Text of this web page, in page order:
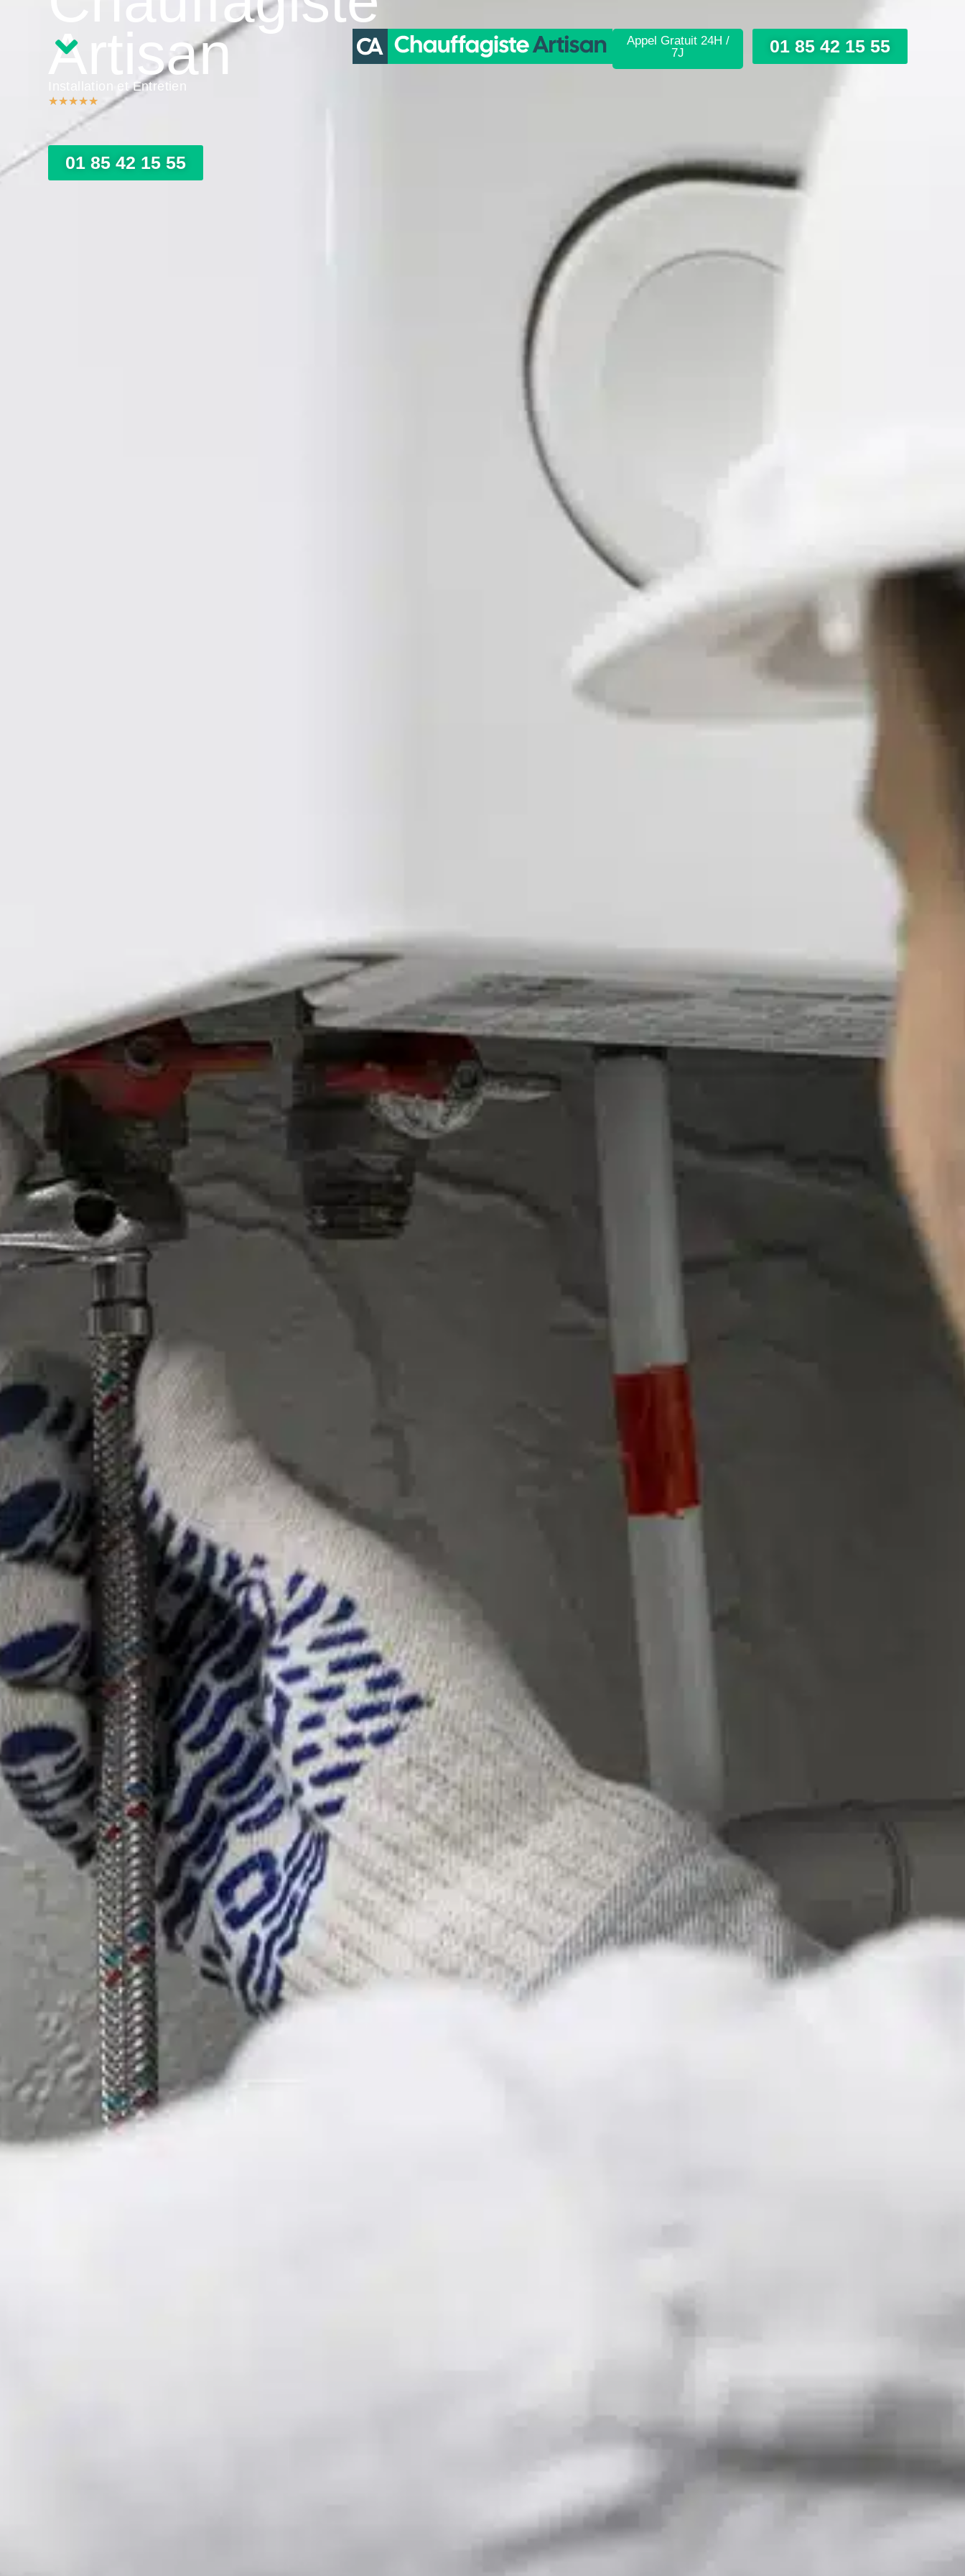
Appel Gratuit 24H /
7J
01 85 42 15 55
Artisan
Installation et Entretien
★★★★★
01 85 42 15 55